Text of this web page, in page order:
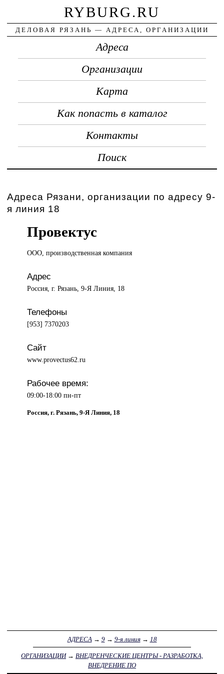
RYBURG.RU
ДЕЛОВАЯ РЯЗАНЬ — АДРЕСА, ОРГАНИЗАЦИИ
Адреса
Организации
Карта
Как попасть в каталог
Контакты
Поиск
Адреса Рязани, организации по адресу 9-
я линия 18
Провектус
ООО, производственнаякомпания
Адрес
Россия, г. Рязань, 9-Я Линия, 18
Телефоны
[953] 7370203
Сайт
www.provectus62.ru
Рабочее время:
09:00-18:00 пн-пт
Россия, г. Рязань, 9-Я Линия, 18
АДРЕСА → 9→ 9-я линия→ 18
ОРГАНИЗАЦИИ→ ВНЕДРЕНЧЕСКИЕ ЦЕНТРЫ - РАЗРАБОТКА,
ВНЕДРЕНИЕ ПО